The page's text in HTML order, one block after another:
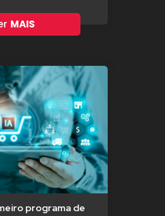
MAIS
programa de